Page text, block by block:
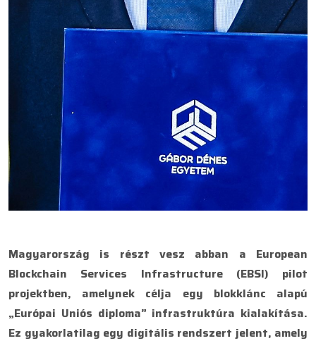
Magyarország is részt vesz abban a European
Blockchain Services Infrastructure (EBSI) pilot
projektben, amelynek célja egy blokklánc alapú
„Európai Uniós diploma” infrastruktúra kialakítása.
Ez gyakorlatilag egy digitális rendszert jelent, amely